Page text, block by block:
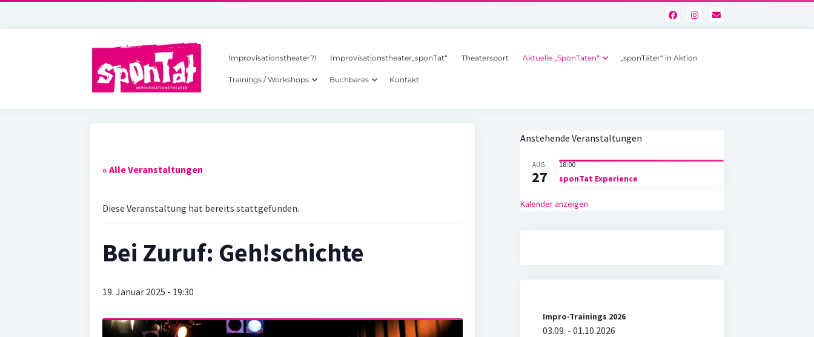
Improvisationstheater?! Improvisationstheater„sponTat“ Theatersport Aktuelle „SponTaten“ „sponTäter“ in Aktion
Trainings / Workshops Buchbares Kontakt
« Alle Veranstaltungen
Diese Veranstaltung hat bereits stattgefunden.
Bei Zuruf: Geh!schichte
19. Januar 2025 - 19:30
Anstehende Veranstaltungen
AUG.
27
18:00
sponTat Experience
Kalender anzeigen
Impro-Trainings 2026
03.09. - 01.10.2026